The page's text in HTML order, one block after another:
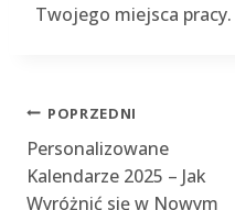
Twojego miejsca
Nawigacja
wpisu
POPRZEDNI
Personalizowane
Kalendarze 2025 – Jak
Wyróżnić się w Nowym